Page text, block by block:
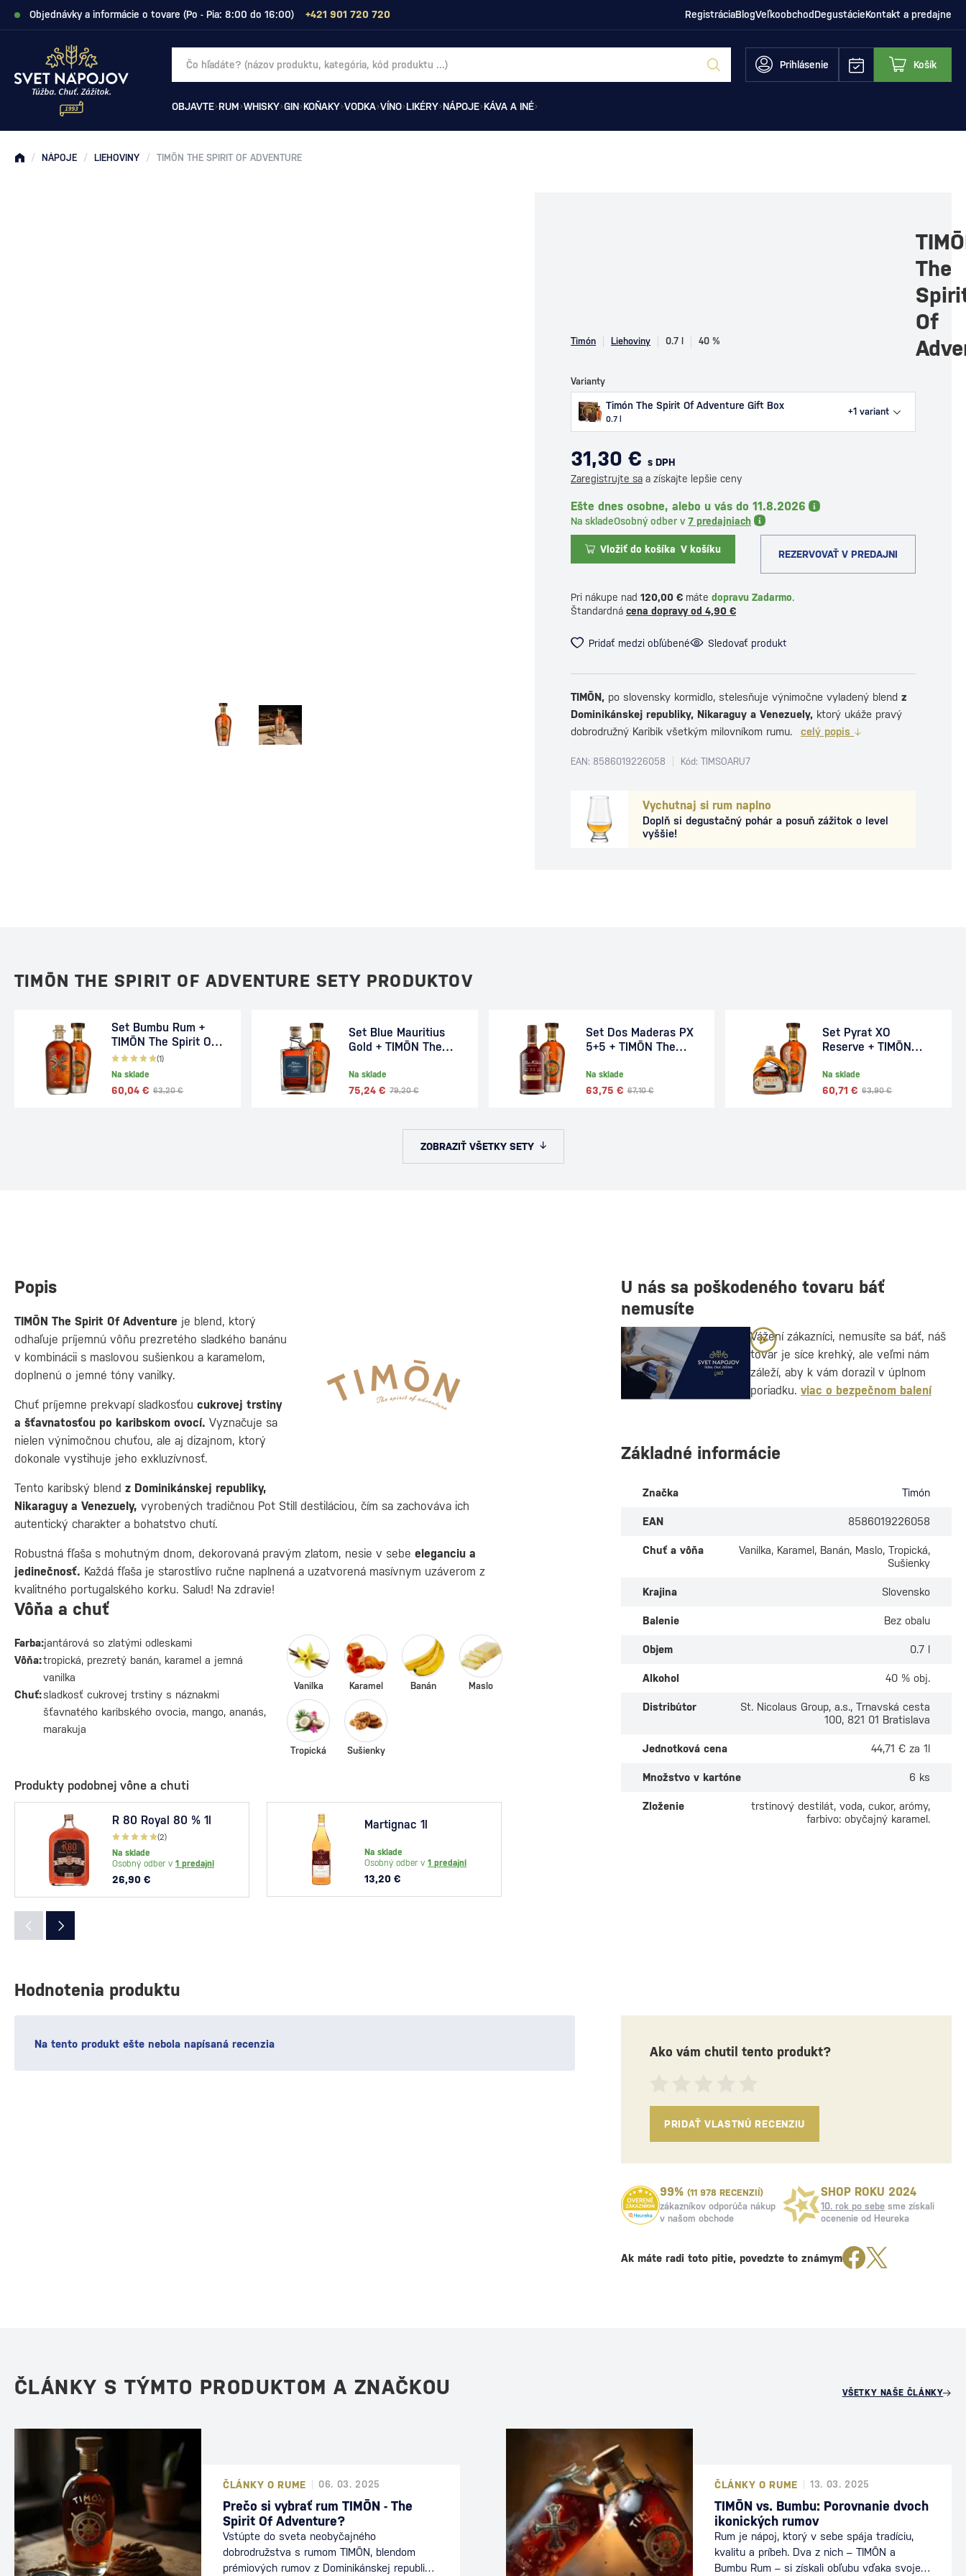
Objednávky a informácie o tovare (Po - Pia: 8:00 do 16:00) +421 901 720 720 RegistráciaBlogVeľkoobchodDegustácieKontakt a predajne
Prihlásenie Košík
OBJAVTE RUM WHISKY GIN KOŇAKY VODKA VÍNO LIKÉRY NÁPOJE KÁVA A INÉ
/ NÁPOJE / LIEHOVINY / TIMŌN THE SPIRIT OF ADVENTURE
Timón Liehoviny 0.7 l 40 %
The
Of
Varianty
Timón The Spirit Of Adventure Gift Box
0.7 l
+1 variant
31,30 € s DPH
Zaregistrujte sa a získajte lepšie ceny
Ešte dnes osobne, alebo u vás do 11.8.2026
Na skladeOsobný odber v 7 predajniach
Vložiť do košíka V košíku REZERVOVAŤ V PREDAJNI
Pri nákupe nad 120,00 € máte dopravu Zadarmo.
Štandardná cena dopravy od 4,90 €
Pridať medzi obľúbené Sledovať produkt
Vychutnaj si rum naplno
Doplň si degustačný pohár a posuň zážitok o level
vyššie!
TIMŌN, po slovensky kormidlo, stelesňuje výnimočne vyladený blend z
Dominikánskej republiky, Nikaraguy a Venezuely, ktorý ukáže pravý
dobrodružný Karibik všetkým milovníkom rumu.
celý popis
EAN: 8586019226058 Kód: TIMSOARU7
TIMŌN THE SPIRIT OF ADVENTURE SETY PRODUKTOV
Set Bumbu Rum +
TIMŌN The Spirit Of
Adventure
(1)
Na sklade
63,20 €
60,04 €
Set Blue Mauritius
Gold + TIMŌN The
Na sklade
79,20 €
75,24 €
Set Dos Maderas PX
5+5 + TIMŌN The
Na sklade
67,10 €
63,75 €
Set Pyrat XO
Reserve + TIMŌN
Adventure
Na sklade
63,90 €
60,71 €
ZOBRAZIŤ VŠETKY SETY
Popis
TIMŌN The Spirit Of Adventure je blend, ktorý
odhaľuje príjemnú vôňu prezretého sladkého banánu
v kombinácii s maslovou sušienkou a karamelom,
doplnenú o jemné tóny vanilky.
Chuť príjemne prekvapí sladkosťou cukrovej trstiny
a šťavnatosťou po karibskom ovocí. Vyznačuje sa
nielen výnimočnou chuťou, ale aj dizajnom, ktorý
dokonale vystihuje jeho exkluzívnosť.
Tento karibský blend z Dominikánskej republiky,
Nikaraguy a Venezuely, vyrobených tradičnou Pot Still destiláciou, čím sa zachováva ich
autentický charakter a bohatstvo chutí​.
Robustná fľaša s mohutným dnom, dekorovaná pravým zlatom, nesie v sebe eleganciu a
jedinečnosť. Každá fľaša je starostlivo ručne naplnená a uzatvorená masívnym uzáverom z
kvalitného portugalského korku. Salud! Na zdravie!
Vôňa a chuť
Farba:jantárová so zlatými odleskami
Vôňa:tropická, prezretý banán, karamel a jemná
vanilka
Chuť:sladkosť cukrovej trstiny s náznakmi
šťavnatého karibského ovocia, mango, ananás,
marakuja
Vanilka Karamel Banán Maslo
Tropická Sušienky
Produkty podobnej vône a chuti
R 80 Royal 80 % 1l
(2)
Na sklade
Osobný odber v 1 predajni
26,90 €
Martignac 1l
Na sklade
Osobný odber v 1 predajni
13,20 €
Bacardi Spiced
U nás sa poškodeného tovaru báť
nemusíte
Vážení zákazníci, nemusíte sa báť, náš
tovar je síce krehký, ale veľmi nám
záleží, aby k vám dorazil v úplnom
poriadku. viac o bezpečnom balení
Základné informácie
Značka Timón
EAN 8586019226058
Chuť a vôňa
Vanilka, Karamel, Banán, Maslo, Tropická,
Sušienky
Krajina Slovensko
Balenie Bez obalu
Objem 0.7 l
Alkohol 40 % obj.
Distribútor
St. Nicolaus Group, a.s., Trnavská cesta
100, 821 01 Bratislava
Jednotková cena 44,71 € za 1l
Množstvo v kartóne 6 ks
Zloženie
trstinový destilát, voda, cukor, arómy,
farbivo: obyčajný karamel.
Hodnotenia produktu
Na tento produkt ešte nebola napísaná recenzia
Ako vám chutil tento produkt?
PRIDAŤ VLASTNÚ RECENZIU
99% (11 978 RECENZIÍ)
zákazníkov odporúča nákup
v našom obchode
SHOP ROKU 2024
10. rok po sebe sme získali
ocenenie od Heureka
Ak máte radi toto pitie, povedzte to známym
ČLÁNKY S TÝMTO PRODUKTOM A ZNAČKOU
ČLÁNKY O RUME 06. 03. 2025
Prečo si vybrať rum TIMŌN - The
Spirit Of Adventure?
Vstúpte do sveta neobyčajného
dobrodružstva s rumom TIMŌN, blendom
prémiových rumov z Dominikánskej republiky,
ČLÁNKY O RUME 13. 03. 2025
TIMŌN vs. Bumbu: Porovnanie dvoch
ikonických rumov
Rum je nápoj, ktorý v sebe spája tradíciu,
kvalitu a príbeh. Dva z nich – TIMŌN a
Bumbu Rum – si získali obľubu vďaka svojej
VŠETKY NAŠE ČLÁNKY